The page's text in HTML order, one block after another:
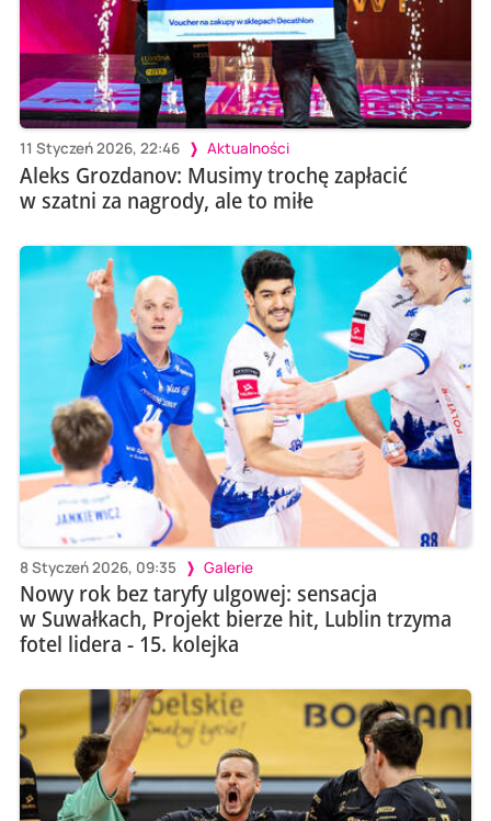
11 Styczeń 2026, 22:46 Aktualności
Aleks Grozdanov: Musimy trochę zapłacić
w szatni za nagrody, ale to miłe
8 Styczeń 2026, 09:35 Galerie
Nowy rok bez taryfy ulgowej: sensacja
w Suwałkach, Projekt bierze hit, Lublin trzyma
fotel lidera - 15. kolejka